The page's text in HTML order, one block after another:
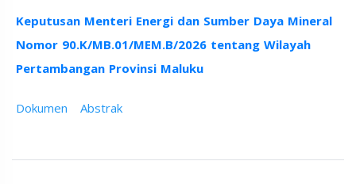
Keputusan Menteri Energi dan Sumber Daya Mineral
Nomor 90.K/MB.01/MEM.B/2026 tentang Wilayah
Pertambangan Provinsi Maluku
Dokumen Abstrak